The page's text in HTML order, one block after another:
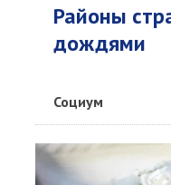
Районы
дождями
Социум